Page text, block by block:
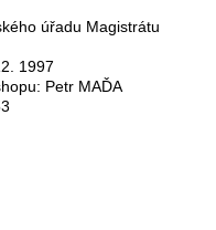
úřadu Magistrátu
1997
Petr MAĎA